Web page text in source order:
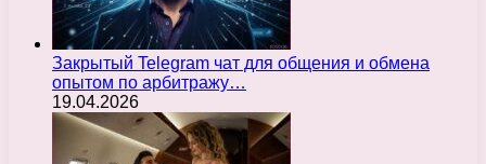
Закрытый Telegram чат для общения и обмена
опытом по арбитражу…
19.04.2026